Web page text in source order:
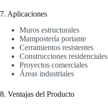
7. Aplicaciones
Muros estructurales
Mampostería portante
Cerramientos resistentes
Construcciones residenciales
Proyectos comerciales
Áreas industriales
8. Ventajas del Producto